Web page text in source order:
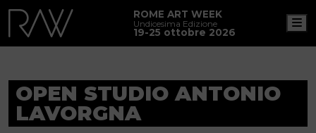
ROME ART WEEK
Undicesima Edizione
19-25 ottobre 2026
OPEN STUDIO ANTONIO
LAVORGNA